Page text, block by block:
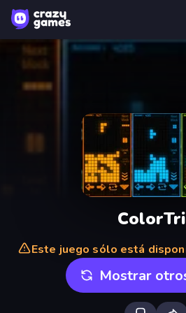
Este juego sólo está
Mostrar